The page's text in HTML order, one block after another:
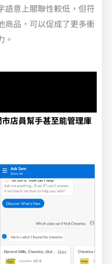
語意上關聯性較低，但符
商品，可以促成了更多衝
。
店員幫手甚至能管理庫